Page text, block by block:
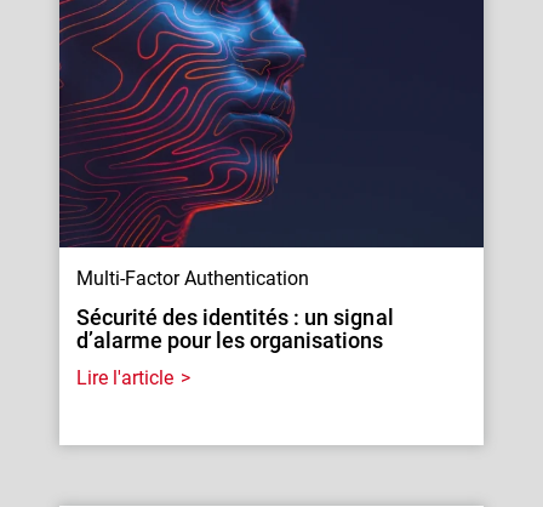
Multi-Factor Authentication
Sécurité des identités : un signal
d’alarme pour les organisations
Lire l'article